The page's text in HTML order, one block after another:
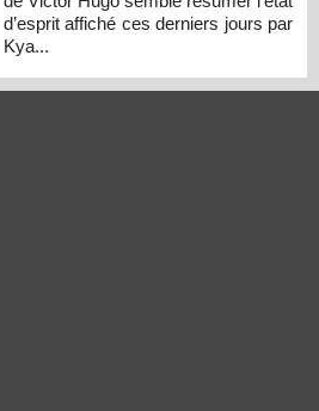
d’esprit affiché ces derniers jours par
Kya...